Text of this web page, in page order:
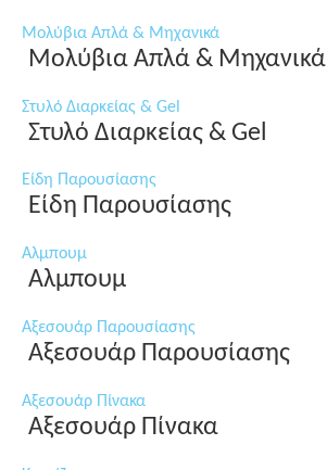
Μολύβια Απλά & Μηχανικά
Μολύβια Απλά & Μηχανικά
Στυλό Διαρκείας & Gel
Στυλό Διαρκείας & Gel
Είδη Παρουσίασης
Είδη Παρουσίασης
Αλμπουμ
Αλμπουμ
Αξεσουάρ Παρουσίασης
Αξεσουάρ Παρουσίασης
Αξεσουάρ Πίνακα
Αξεσουάρ Πίνακα